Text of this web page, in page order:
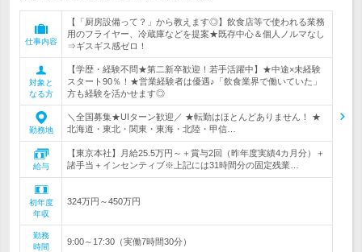
仕事内容
【「厨房設備って？」から教えます◎】飲食店等で使われる業務
用のフライヤー、冷蔵庫などを提案★既存中心＆個人ノルマなし
⇒ギスギス感ゼロ！
対象と
なる方
【学歴・経験不問★第二新卒歓迎！若手活躍中】★中途×未経験
スタート90％！★営業経験者は優遇♪「飲食業界で働いていた」
方も経験を活かせます◎
勤務地
＼全国募集★UIターン歓迎／ ★転勤はほとんどありません！ ★
北海道・東北・関東・東海・北陸・甲信…
給与
【東京本社】月給25.5万円～＋賞与2回（昨年度実績4カ月分）＋
諸手当＋インセンティブ※上記には31時間分の固定残業…
初年度
年収
324万円～450万円
勤務
時間
9:00～17:30（実働7時間30分）